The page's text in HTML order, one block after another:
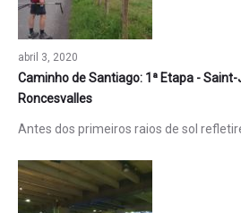
abril 3, 2020
Caminho de Santiago: 1ª Etapa -
Roncesvalles
Antes dos primeiros raios de sol